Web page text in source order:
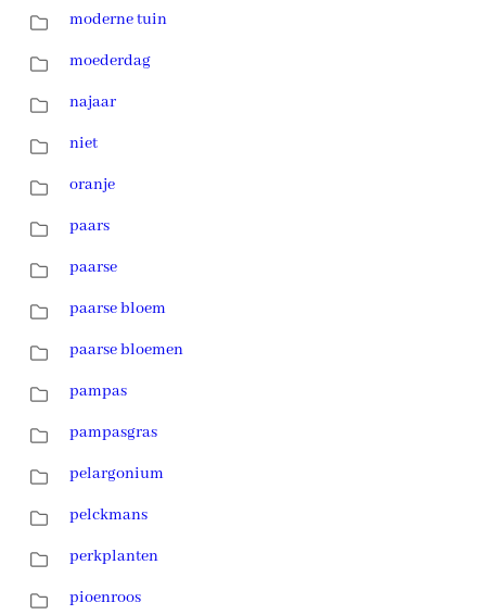
moderne tuin
moederdag
najaar
niet
oranje
paars
paarse
paarse bloem
paarse bloemen
pampas
pampasgras
pelargonium
pelckmans
perkplanten
pioenroos